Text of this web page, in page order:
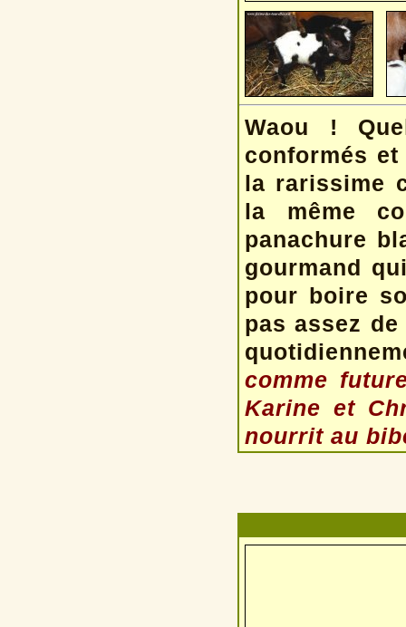
Waou !
conformés
la rarissime
la même
panachure
gourmand
pour boire
pas assez
comme
Karine et
nourrit au